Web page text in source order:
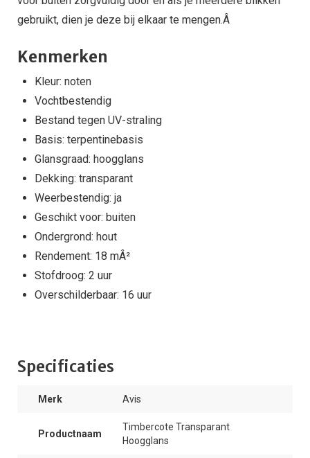
gebruikt, dien je deze bij elkaar te mengen.Â
Kenmerken
Kleur: noten
Vochtbestendig
Bestand tegen UV-straling
Basis: terpentinebasis
Glansgraad: hoogglans
Dekking: transparant
Weerbestendig: ja
Geschikt voor: buiten
Ondergrond: hout
Rendement: 18 mÂ²
Stofdroog: 2 uur
Overschilderbaar: 16 uur
Specificaties
Merk Avis
Productnaam
Timbercote Transparant
Hoogglans